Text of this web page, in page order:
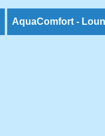
AquaComfort -